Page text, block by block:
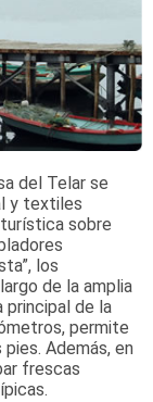
del Telar se
y textiles
sobre
los
de la amplia
principal de la
permite
Además, en
frescas